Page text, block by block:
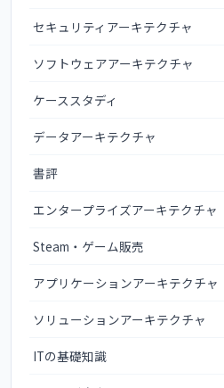
セキュリティアーキテクチャ
ソフトウェアアーキテクチャ
ケーススタディ
データアーキテクチャ
書評
エンタープライズアーキテクチャ
Steam・ゲーム販売
アプリケーションアーキテクチャ
ソリューションアーキテクチャ
ITの基礎知識